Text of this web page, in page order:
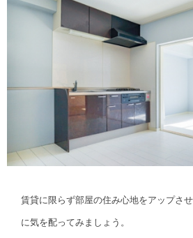
賃貸に限らず部屋の住み心地をアップさ
に気を配ってみましょう。